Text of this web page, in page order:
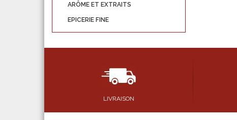
ARÔME ET EXTRAITS
EPICERIE FINE
LIVRAISON